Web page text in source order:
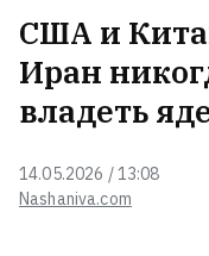
Nashaniva.com
14.05.2026 / 13:08
США и
Иран
владеть
солдата из-под
отсудил $180
отца в советском
парке Янки
стихотворение